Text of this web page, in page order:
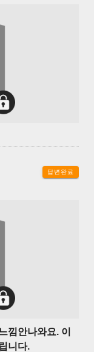
답변완료
낌안나와요. 이
니다.